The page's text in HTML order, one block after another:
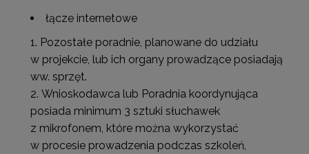
łącze internetowe
Pozostałe poradnie, planowane do udziału
w projekcie, lub ich organy prowadzące posiadają
ww. sprzęt.
Wnioskodawca lub Poradnia koordynująca
posiada minimum 3 sztuki słuchawek
z mikrofonem, które można wykorzystać
w procesie prowadzenia podczas szkoleń,